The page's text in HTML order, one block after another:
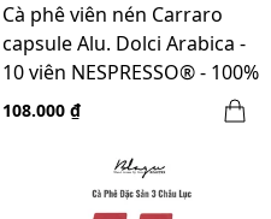
Cà phê viên nén Carraro
capsule Alu. Dolci Arabica -
10 viên NESPRESSO® - 100%
Arabica
108.000 ₫